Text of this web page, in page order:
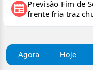
newspaper Previsão Fim de
frente fria traz
país
Agora Hoje